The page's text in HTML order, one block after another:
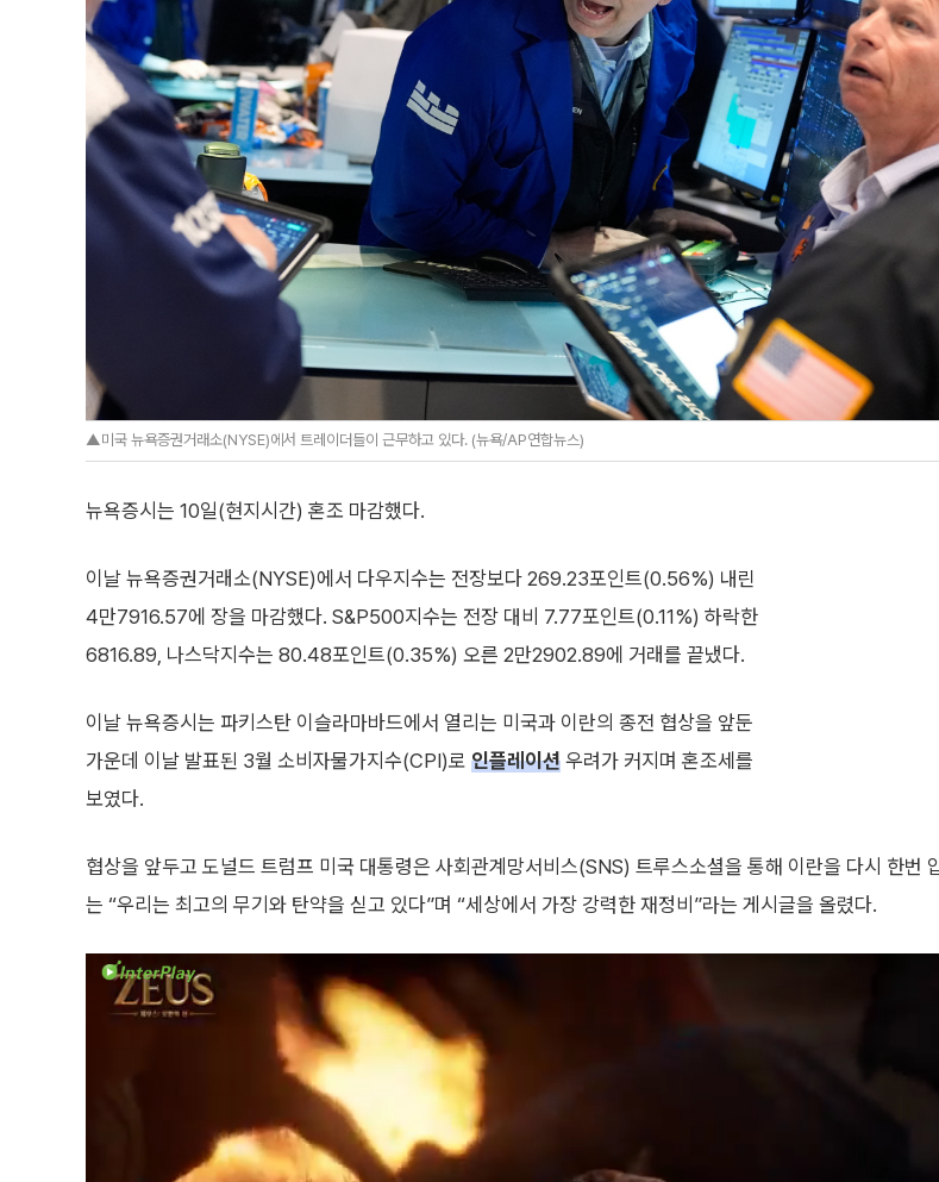
▲미국 뉴욕증권거래소(NYSE)에서 트레이더들이 근무하고 있다. (뉴욕/AP연합뉴스)
뉴욕증시는 10일(현지시간) 혼조 마감했다.
이날 뉴욕증권거래소(NYSE)에서 다우지수는 전장보다 269.23포인트(0.56%) 내린
4만7916.57에 장을 마감했다. S&P500지수는 전장 대비 7.77포인트(0.11%) 하락한
6816.89, 나스닥지수는 80.48포인트(0.35%) 오른 2만2902.89에 거래를 끝냈다.
이날 뉴욕증시는 파키스탄 이슬라마바드에서 열리는 미국과 이란의 종전 협상을 앞둔
가운데 이날 발표된 3월 소비자물가지수(CPI)로 인플레이션 우려가 커지며 혼조세를
보였다.
협상을 앞두고 도널드 트럼프 미국 대통령은 사회관계망서비스(SNS) 트루스소셜을 통해 이란을 다시 한번
는 “우리는 최고의 무기와 탄약을 싣고 있다”며 “세상에서 가장 강력한 재정비”라는 게시글을 올렸다.